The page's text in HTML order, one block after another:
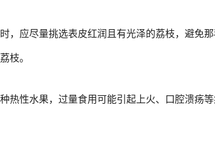
，应尽量挑选表皮红润且有光泽的荔枝，避免
枝。
热性水果，过量食用可能引起上火、口腔溃疡